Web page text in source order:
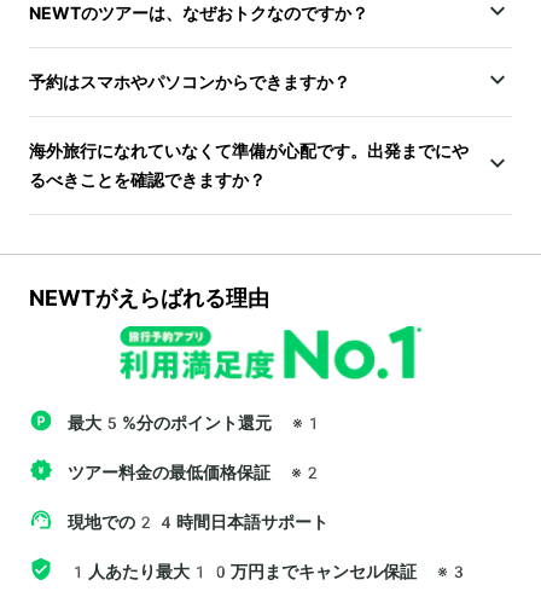
NEWTのツアーは、なぜおトクなのですか？
予約はスマホやパソコンからできますか？
海外旅行になれていなくて準備が心配です。出発までにや
るべきことを確認できますか？
NEWTがえらばれる理由
最大5%分のポイント還元 ※1
ツアー料金の最低価格保証 ※2
現地での24時間日本語サポート
1人あたり最大10万円までキャンセル保証 ※3